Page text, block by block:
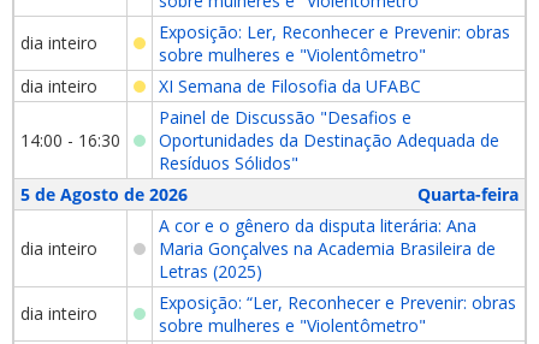
dia inteiro
Exposição: Ler, Reconhecer e Prevenir: obras
sobre mulheres e "Violentômetro"
dia inteiro
XI Semana de Filosofia da UFABC
14:00 - 16:30
Painel de Discussão "Desafios e
Oportunidades da Destinação Adequada de
Resíduos Sólidos"
5 de Agosto de 2026
Quarta-feira
dia inteiro
A cor e o gênero da disputa literária: Ana
Maria Gonçalves na Academia Brasileira de
Letras (2025)
dia inteiro
Exposição: “Ler, Reconhecer e Prevenir: obras
sobre mulheres e "Violentômetro"